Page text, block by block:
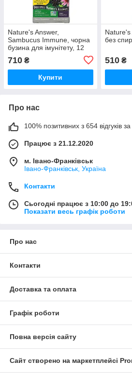
Nature's Answer,
Sambucus Immune, чорна
бузина для імунітету, 12
710 ₴
Купити
Nature's
без
510₴
Про нас
100% позитивних з 654 відгуків за
Працює з 21.12.2020
м. Івано-Франківськ
Івано-Франківськ, Україна
Контакти
Сьогодні працює з 10:00 до
Показати весь графік роботи
Про нас
Контакти
Доставка та оплата
Графік роботи
Повна версія сайту
Сайт створено на маркетплейсі